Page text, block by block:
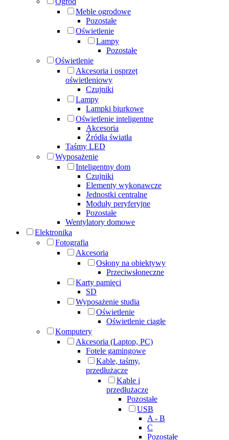
Meble ogrodowe
Pozostałe
Oświetlenie
Lampy
Pozostałe
Oświetlenie
Akcesoria i osprzęt
oświetleniowy
Czujniki
Lampy
Lampki biurkowe
Oświetlenie inteligentne
Akcesoria
Źródła światła
Taśmy LED
Wyposażenie
Inteligentny dom
Czujniki
Elementy wykonawcze
Jednostki centralne
Moduły peryferyjne
Pozostałe
Wentylatory domowe
Elektronika
Fotografia
Akcesoria
Osłony na obiektywy
Przeciwsłoneczne
Karty pamięci
SD
Wyposażenie studia
Oświetlenie
Oświetlenie ciągłe
Komputery
Akcesoria (Laptop, PC)
Fotele gamingowe
Kable, taśmy,
przedłużacze
Kable i
przedłużacze
Pozostałe
USB
A - B
C
Pozostałe